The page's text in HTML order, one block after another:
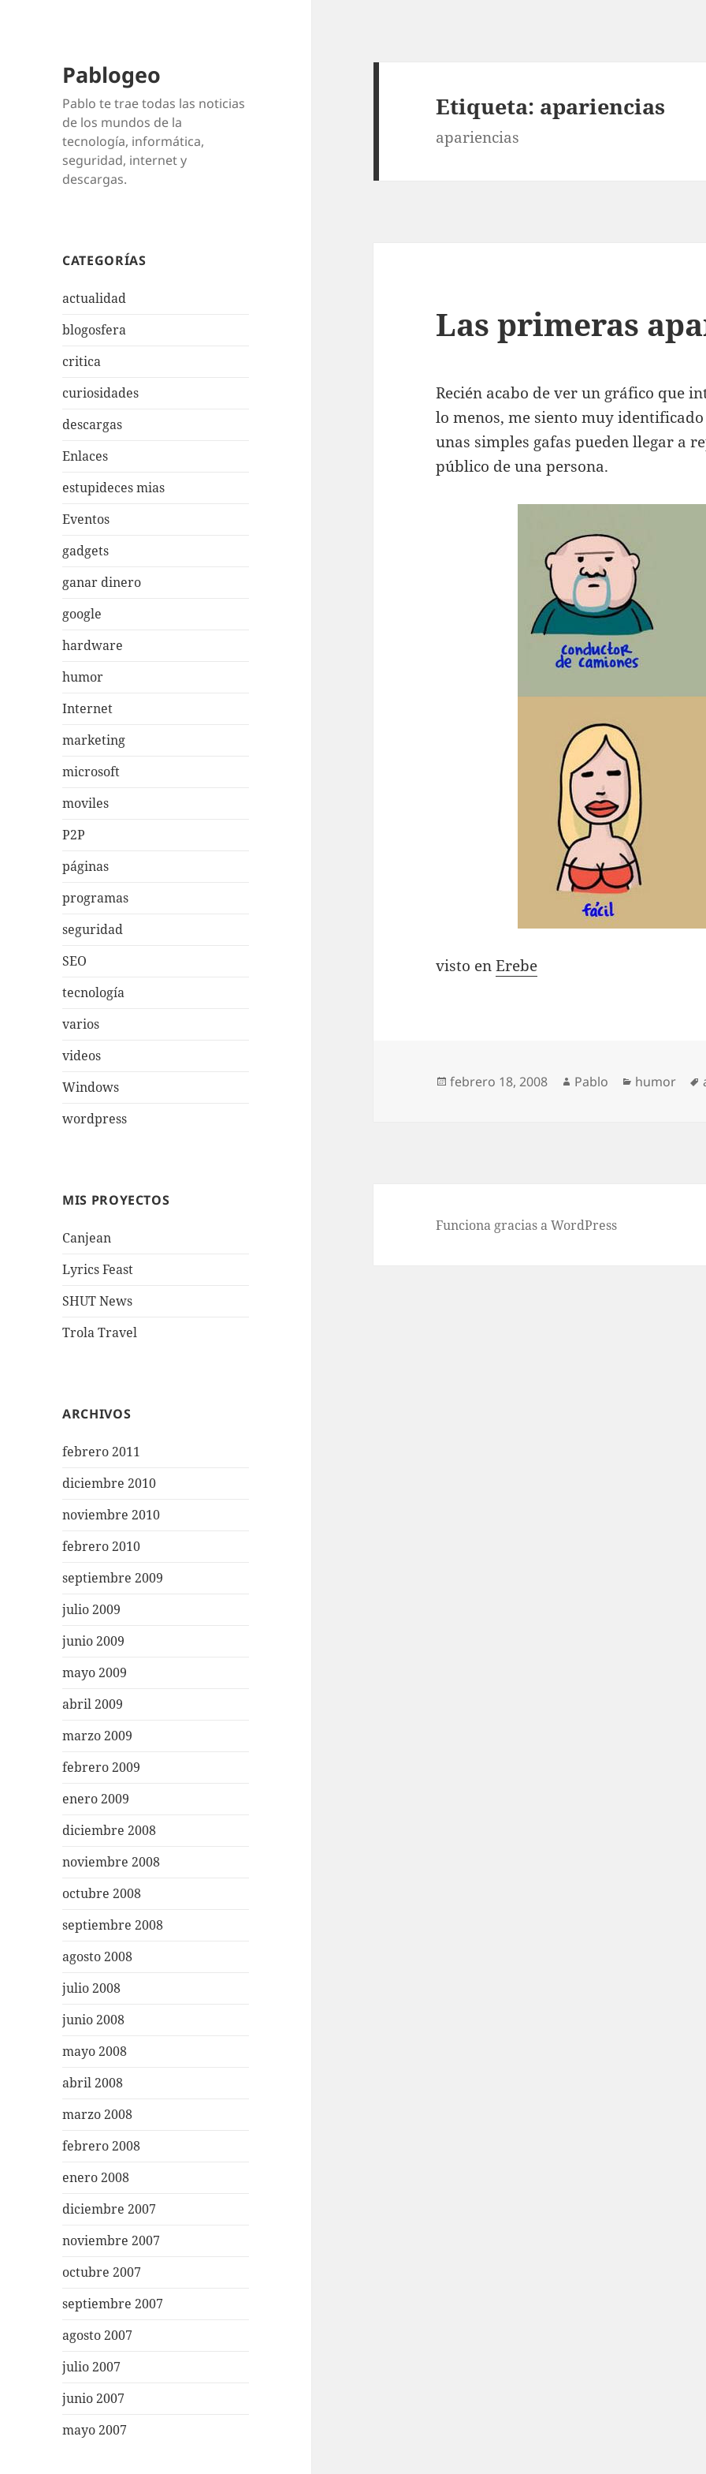
Pablogeo
Pablo te trae todas las noticias
de los mundos de la
tecnología, informática,
seguridad, internet y
descargas.
CATEGORÍAS
actualidad
blogosfera
critica
curiosidades
descargas
Enlaces
estupideces mias
Eventos
gadgets
ganar dinero
google
hardware
humor
Internet
marketing
microsoft
moviles
P2P
páginas
programas
seguridad
SEO
tecnología
varios
videos
Windows
wordpress
MIS PROYECTOS
Canjean
Lyrics Feast
SHUT News
Trola Travel
ARCHIVOS
febrero 2011
diciembre 2010
noviembre 2010
febrero 2010
septiembre 2009
julio 2009
junio 2009
mayo 2009
abril 2009
marzo 2009
febrero 2009
enero 2009
diciembre 2008
noviembre 2008
octubre 2008
septiembre 2008
agosto 2008
julio 2008
junio 2008
mayo 2008
abril 2008
marzo 2008
febrero 2008
enero 2008
diciembre 2007
noviembre 2007
octubre 2007
septiembre 2007
agosto 2007
julio 2007
junio 2007
mayo 2007
Etiqueta: apariencias
apariencias
Las primeras
Recién acabo de ver un gráfico que
lo menos, me siento muy
unas simples gafas pueden llegar a
público de una persona.
visto enErebe
Publicado
febrero 18, 2008 Autor
Pablo Categorías
humor
Funciona gracias a WordPress